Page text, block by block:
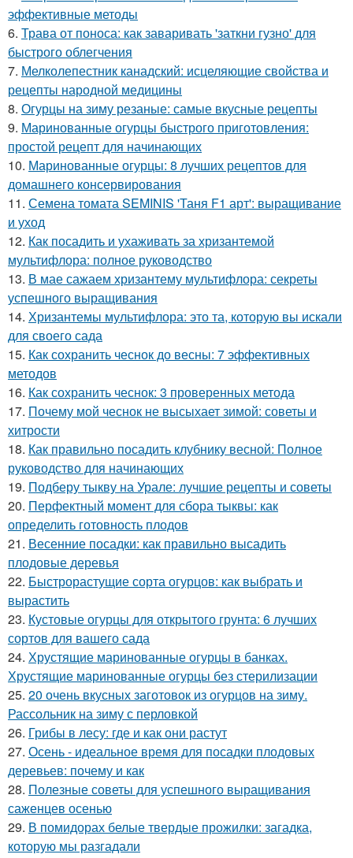
эффективные методы
6. Трава от поноса: как заваривать 'заткни гузно' для
быстрого облегчения
7. Мелколепестник канадский: исцеляющие свойства и
рецепты народной медицины
8. Огурцы на зиму резаные: самые вкусные рецепты
9. Маринованные огурцы быстрого приготовления:
простой рецепт для начинающих
10. Маринованные огурцы: 8 лучших рецептов для
домашнего консервирования
11. Семена томата SEMINIS 'Таня F1 арт': выращивание
и уход
12. Как посадить и ухаживать за хризантемой
мультифлора: полное руководство
13. В мае сажаем хризантему мультифлора: секреты
успешного выращивания
14. Хризантемы мультифлора: это та, которую вы искали
для своего сада
15. Как сохранить чеснок до весны: 7 эффективных
методов
16. Как сохранить чеснок: 3 проверенных метода
17. Почему мой чеснок не высыхает зимой: советы и
хитрости
18. Как правильно посадить клубнику весной: Полное
руководство для начинающих
19. Подберу тыкву на Урале: лучшие рецепты и советы
20. Перфектный момент для сбора тыквы: как
определить готовность плодов
21. Весенние посадки: как правильно высадить
плодовые деревья
22. Быстрорастущие сорта огурцов: как выбрать и
вырастить
23. Кустовые огурцы для открытого грунта: 6 лучших
сортов для вашего сада
24. Хрустящие маринованные огурцы в банках.
Хрустящие маринованные огурцы без стерилизации
25. 20 очень вкусных заготовок из огурцов на зиму.
Рассольник на зиму с перловкой
26. Грибы в лесу: где и как они растут
27. Осень - идеальное время для посадки плодовых
деревьев: почему и как
28. Полезные советы для успешного выращивания
саженцев осенью
29. В помидорах белые твердые прожилки: загадка,
которую мы разгадали